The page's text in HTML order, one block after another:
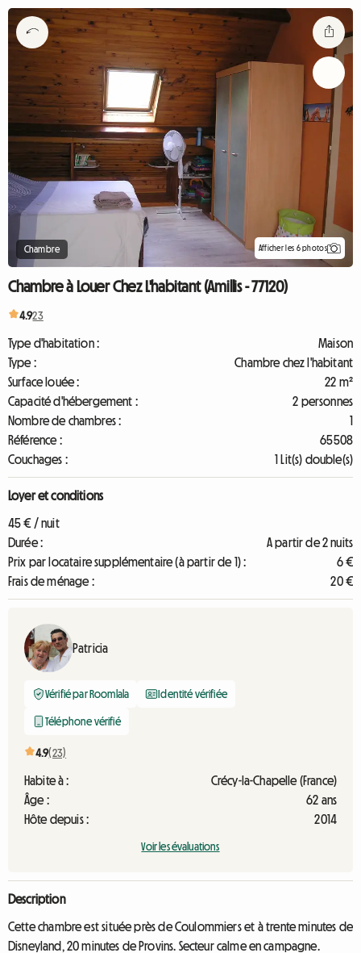
Chambre Afficher les 6 photos
Chambre à Louer Chez L'habitant (Amillis - 77120)
4.923
Type d'habitation :
Maison
Type :
Chambre chez l'habitant
Surface louée :
22 m²
Capacité d'hébergement :
2 personnes
Nombre de chambres :
1
Référence :
65508
Couchages :
1 Lit(s) double(s)
Loyer et conditions
45 € / nuit
Durée :
A partir de 2 nuits
Prix par locataire supplémentaire (à partir de 1) :
6 €
Frais de ménage :
20 €
Patricia
Vérifié par Roomlala Identité vérifiée
Téléphone vérifié
4.9(23)
Habite à :
Crécy-la-Chapelle (France)
Âge :
62 ans
Hôte depuis :
2014
Voir les évaluations
Description
Cette chambre est située près de Coulommiers et à trente minutes de
Disneyland, 20 minutes de Provins. Secteur calme en campagne.